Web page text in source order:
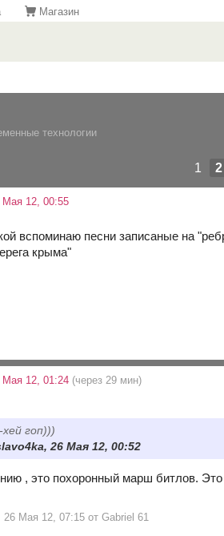
Магазин
технологии
1 2
Мая 12, 00:55
вспоминаю песни записаные на
крыма"
Мая 12, 01:24 (через 29 мин)
хей гоп)))
26 Мая 12, 00:52
, это похоронный марш битлов.
26 Мая 12, 07:15 от Gabriel 61